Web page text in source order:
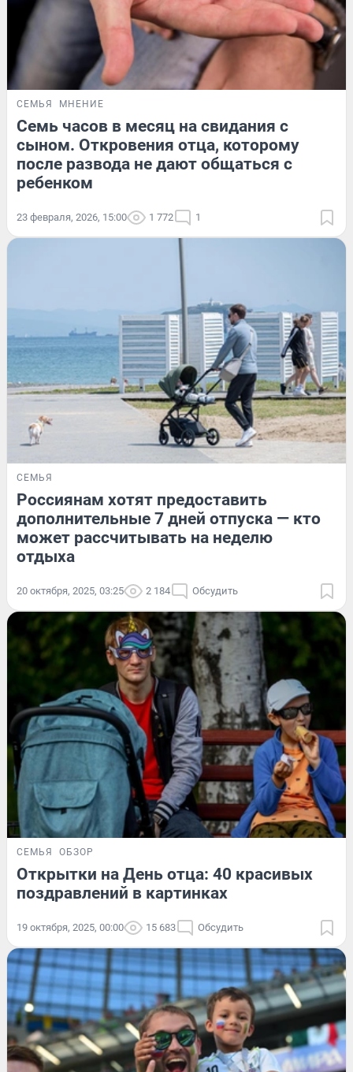
СЕМЬЯ МНЕНИЕ
Семь часов в месяц на свидания с
сыном. Откровения отца, которому
после развода не дают общаться с
ребенком
23 февраля, 2026, 15:00 1 772 1
СЕМЬЯ
Россиянам хотят предоставить
дополнительные 7 дней отпуска — кто
может рассчитывать на неделю
отдыха
20 октября, 2025, 03:25 2 184 Обсудить
СЕМЬЯ ОБЗОР
Открытки на День отца: 40 красивых
поздравлений в картинках
19 октября, 2025, 00:00 15 683 Обсудить